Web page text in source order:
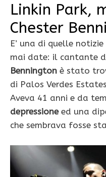
Linkin Park,
Chester
E’ una di quelle
mai date: il cantante
Bennington è stato
di Palos Verdes
Aveva 41 anni e da
depressioneed una
che sembrava fosse